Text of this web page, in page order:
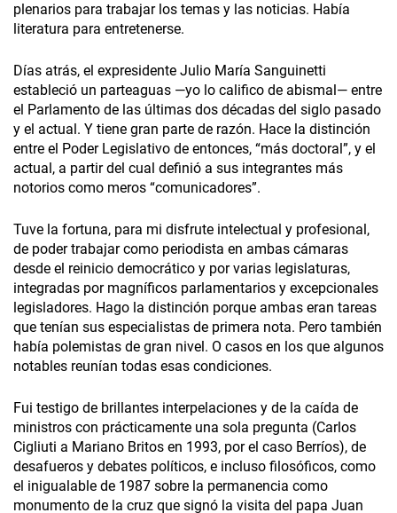
plenarios para trabajar los temas y las noticias. Había
literatura para entretenerse.
Días atrás, el expresidente Julio María Sanguinetti
estableció un parteaguas —yo lo califico de abismal— entre
el Parlamento de las últimas dos décadas del siglo pasado
y el actual. Y tiene gran parte de razón. Hace la distinción
entre el Poder Legislativo de entonces, “más doctoral”, y el
actual, a partir del cual definió a sus integrantes más
notorios como meros “comunicadores”.
Tuve la fortuna, para mi disfrute intelectual y profesional,
de poder trabajar como periodista en ambas cámaras
desde el reinicio democrático y por varias legislaturas,
integradas por magníficos parlamentarios y excepcionales
legisladores. Hago la distinción porque ambas eran tareas
que tenían sus especialistas de primera nota. Pero también
había polemistas de gran nivel. O casos en los que algunos
notables reunían todas esas condiciones.
Fui testigo de brillantes interpelaciones y de la caída de
ministros con prácticamente una sola pregunta (Carlos
Cigliuti a Mariano Britos en 1993, por el caso Berríos), de
desafueros y debates políticos, e incluso filosóficos, como
el inigualable de 1987 sobre la permanencia como
monumento de la cruz que signó la visita del papa Juan